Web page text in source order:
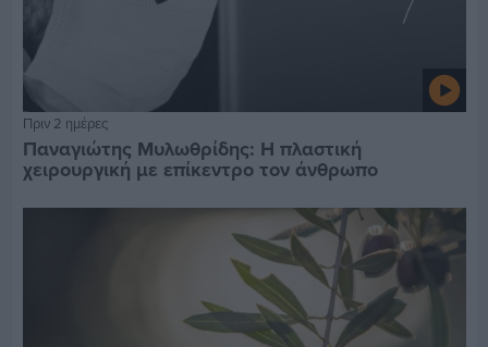
Πριν 2 ημέρες
Παναγιώτης Μυλωθρίδης: Η πλαστική
χειρουργική με επίκεντρο τον άνθρωπο